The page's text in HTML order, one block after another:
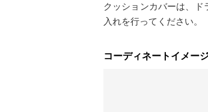
クッションカバーは、
入れを行ってください。
コーディネートイメー